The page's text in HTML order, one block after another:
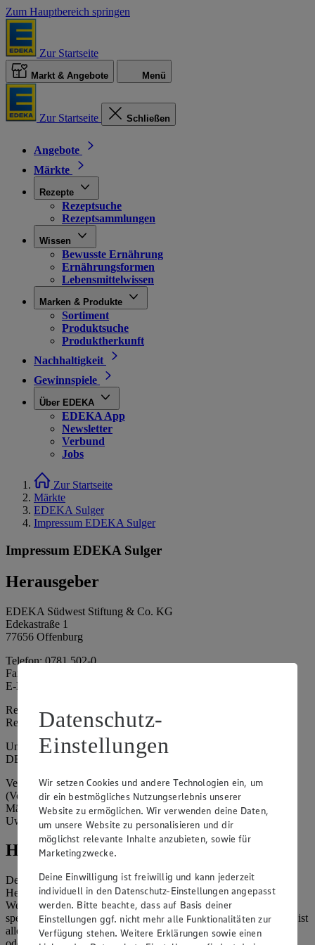
Zum Hauptbereich springen
Zur Startseite
Markt & Angebote Menü
Zur Startseite Schließen
Angebote
Märkte
Rezepte
Rezeptsuche
Rezeptsammlungen
Wissen
Bewusste Ernährung
Ernährungsformen
Lebensmittelwissen
Marken & Produkte
Sortiment
Produktsuche
Produktherkunft
Nachhaltigkeit
Gewinnspiele
Über EDEKA
EDEKA App
Newsletter
Verbund
Jobs
Zur Startseite
Märkte
EDEKA Sulger
Impressum EDEKA Sulger
Impressum EDEKA Sulger
Herausgeber
EDEKA Südwest Stiftung & Co. KG
Edekastraße 1
77656 Offenburg
Telefon: 0781 502-0
Fax: 0781 502-6180
E-Mail: kundenservice@edeka-suedwest.de
Registergericht: Amtsgericht Freiburg i.B.
Registernummer: HRA 707629
Umsatzsteuer-Identifikationsnummer gem. § 27a UStG:
DE815916131
Vertretungsberechtigte: Rainer Huber (Sprecher)
(Vorstandsmitglied), Klaus Fickert (Vorstandsmitglied), Jürgen
Mäder (Vorstandsmitglied), Patrick Mogck (Vorstandsmitglied),
Uwe Kohler
Hinweise
Der Inhalt dieser Website ist urheberrechtlich geschützt. Der
Herausgeber gewährt Ihnen jedoch das Recht, den auf dieser
Website bereitgestellten Text ganz oder ausschnittsweise zu
speichern und zu vervielfältigen. Aus Gründen des Urheberrechts ist
allerdings die Speicherung und Vervielfältigung von Bildmaterial
Datenschutz-
Einstellungen
Wir setzen Cookies und andere Technologien ein, um
dir ein bestmögliches Nutzungserlebnis unserer
Website zu ermöglichen. Wir verwenden deine Daten,
um unsere Website zu personalisieren und dir
möglichst relevante Inhalte anzubieten, sowie für
Marketingzwecke.
Deine Einwilligung ist freiwillig und kann jederzeit
individuell in den Datenschutz-Einstellungen angepasst
werden. Bitte beachte, dass auf Basis deiner
Einstellungen ggf. nicht mehr alle Funktionalitäten zur
Verfügung stehen. Weitere Erklärungen sowie einen